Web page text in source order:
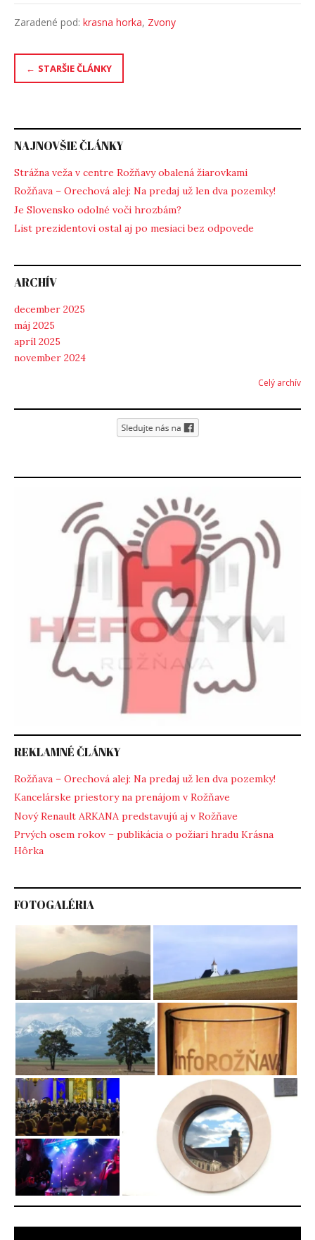
Zaradené pod: krasna horka, Zvony
Navigácia
STARŠIE ČLÁNKY
NAJNOVŠIE ČLÁNKY
Strážna veža v centre Rožňavy obalená žiarovkami
Rožňava – Orechová alej: Na predaj už len dva pozemky!
Je Slovensko odolné voči hrozbám?
List prezidentovi ostal aj po mesiaci bez odpovede
ARCHÍV
december 2025
máj 2025
apríl 2025
november 2024
Celý archív
REKLAMNÉ ČLÁNKY
Rožňava – Orechová alej: Na predaj už len dva pozemky!
Kancelárske priestory na prenájom v Rožňave
Nový Renault ARKANA predstavujú aj v Rožňave
Prvých osem rokov – publikácia o požiari hradu Krásna
Hôrka
FOTOGALÉRIA